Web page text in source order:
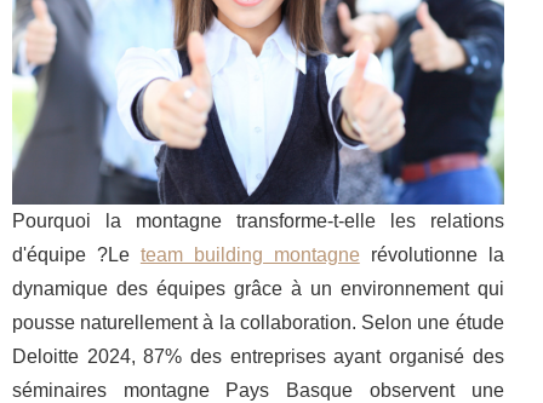
Pourquoi la montagne transforme-t-elle les relations
d'équipe ?Le team building montagne révolutionne la
dynamique des équipes grâce à un environnement qui
pousse naturellement à la collaboration. Selon une étude
Deloitte 2024, 87% des entreprises ayant organisé des
séminaires montagne Pays Basque observent une